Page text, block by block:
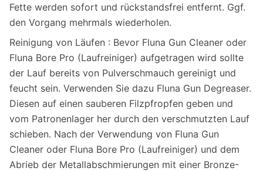
Fette werden sofort und rückstandsfrei entfernt. Ggf.
den Vorgang mehrmals wiederholen.
Reinigung von Läufen : Bevor Fluna Gun Cleaner oder
Fluna Bore Pro (Laufreiniger) aufgetragen wird sollte
der Lauf bereits von Pulverschmauch gereinigt und
feucht sein. Verwenden Sie dazu Fluna Gun Degreaser.
Diesen auf einen sauberen Filzpfropfen geben und
vom Patronenlager her durch den verschmutzten Lauf
schieben. Nach der Verwendung von Fluna Gun
Cleaner oder Fluna Bore Pro (Laufreiniger) und dem
Abrieb der Metallabschmierungen mit einer Bronze-